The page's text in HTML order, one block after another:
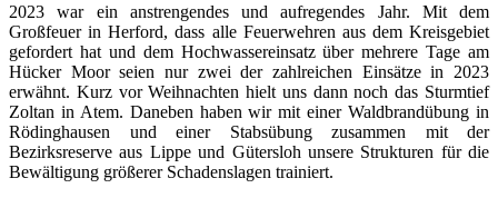
2023 war ein anstrengendes und aufregendes Jahr. Mit dem
Großfeuer in Herford, dass alle Feuerwehren aus dem Kreisgebiet
gefordert hat und dem Hochwassereinsatz über mehrere Tage am
Hücker Moor seien nur zwei der zahlreichen Einsätze in 2023
erwähnt. Kurz vor Weihnachten hielt uns dann noch das Sturmtief
Zoltan in Atem. Daneben haben wir mit einer Waldbrandübung in
Rödinghausen und einer Stabsübung zusammen mit der
Bezirksreserve aus Lippe und Gütersloh unsere Strukturen für die
Bewältigung größerer Schadenslagen trainiert.